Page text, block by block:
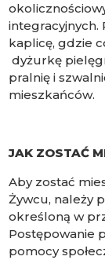
kaplicę, gdzie
dyżurkę
pralnię i
mieszkańców.
JAK ZOSTAĆ
Aby zostać
Żywcu, należy
określoną w
Postępowanie
pomocy